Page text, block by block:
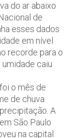
do ar abaixo
de
esses dados
em nível
recorde para o
caiu
o mês de
de chuva
A
São Paulo
na capital